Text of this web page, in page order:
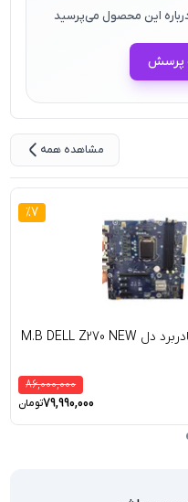
این محصول می‌پرسید
پرسش
مشاهده همه
7
%
86,000,000
79,990,000تومان